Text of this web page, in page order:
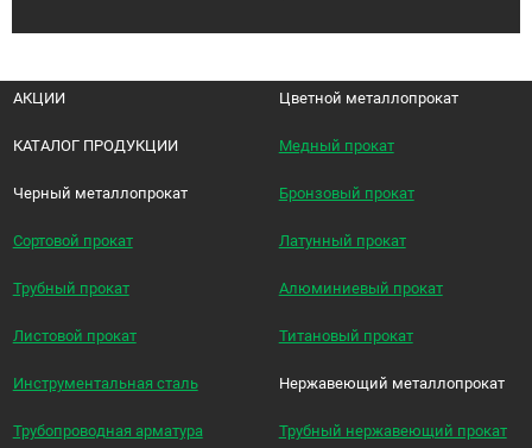
АКЦИИ
КАТАЛОГ ПРОДУКЦИИ
Черный металлопрокат
Сортовой прокат
Трубный прокат
Листовой прокат
Инструментальная сталь
Трубопроводная арматура
Цветной металлопрокат
Медный прокат
Бронзовый прокат
Латунный прокат
Алюминиевый прокат
Титановый прокат
Нержавеющий металлопрокат
Трубный нержавеющий прокат